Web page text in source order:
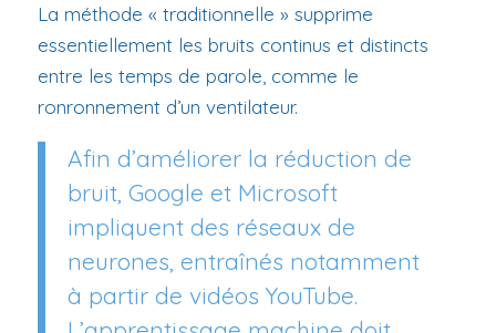
La méthode « traditionnelle » supprime
essentiellement les bruits continus et distincts
entre les temps de parole, comme le
ronronnement d’un ventilateur.
Afin d’améliorer la réduction de
bruit, Google et Microsoft
impliquent des réseaux de
neurones, entraînés notamment
à partir de vidéos YouTube.